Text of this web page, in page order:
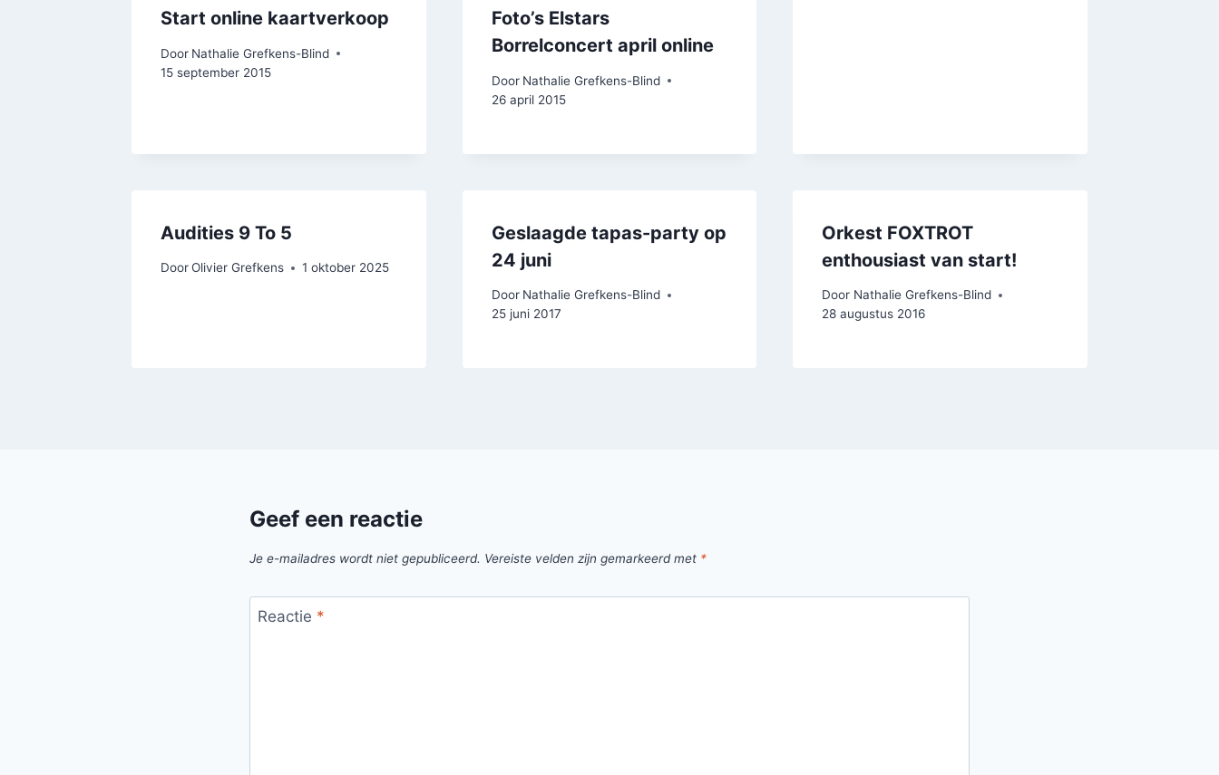
Start online kaartverkoop
Door Nathalie Grefkens-Blind
15 september 2015
Foto’s Elstars
Borrelconcert april online
Door Nathalie Grefkens-Blind
26 april 2015
Audities 9 To 5
DoorOlivier Grefkens 1 oktober 2025
Geslaagde tapas-party op
24 juni
Door Nathalie Grefkens-Blind
25 juni 2017
Orkest FOXTROT
enthousiast van start!
Door Nathalie Grefkens-Blind
28 augustus 2016
Geef een reactie
Je e-mailadres wordt niet gepubliceerd. Vereiste velden zijn gemarkeerd met *
Reactie *